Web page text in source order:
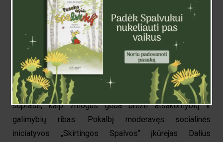
Dainius Jakučionis ir prof. Eugenijus Laurinaitis. Pokalbio
„Perdegimas: viską darau, nors nieko nenoriu“ metu D.
Jakučionis minėjo, kad emocinis raštingumas labai
svarbus, o ypač, kai esame perdegę. Psichoterapeutas
kalbėjo ir apie tai, jog perdegę žmonės vis tiek eina į
darbą, o tada pradeda nebejausti, kas vyksta jų viduje,
todėl atsidūrus panašioje situacijoje labai svarbu
suprasti, kaip žmogus geba brėžti atsakomybių ir
galimybių ribas. Pokalbį moderavęs socialinės
iniciatyvos „Skirtingos Spalvos“ įkūrėjas Dalius